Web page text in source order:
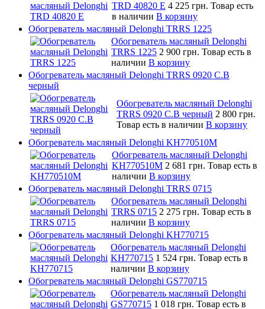
TRD 40820 E 4 225 грн. Товар есть
в наличии В корзину
Обогреватель масляный Delonghi TRRS 1225
Обогреватель масляный Delonghi
TRRS 1225 2 900 грн. Товар есть в
наличии В корзину
Обогреватель масляный Delonghi TRRS 0920 C.B
черный
Обогреватель масляный Delonghi
TRRS 0920 C.B черный 2 800 грн.
Товар есть в наличии В корзину
Обогреватель масляный Delonghi KH770510M
Обогреватель масляный Delonghi
KH770510M 2 681 грн. Товар есть в
наличии В корзину
Обогреватель масляный Delonghi TRRS 0715
Обогреватель масляный Delonghi
TRRS 0715 2 275 грн. Товар есть в
наличии В корзину
Обогреватель масляный Delonghi KH770715
Обогреватель масляный Delonghi
KH770715 1 524 грн. Товар есть в
наличии В корзину
Обогреватель масляный Delonghi GS770715
Обогреватель масляный Delonghi
GS770715 1 018 грн. Товар есть в